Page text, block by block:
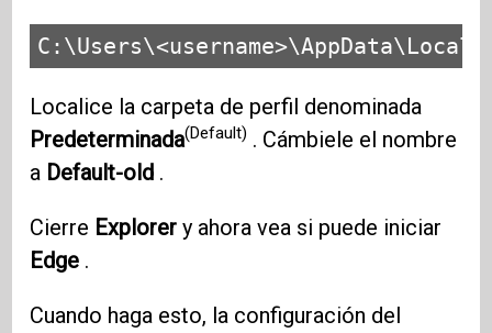
Localice la carpeta de perfil denominada
Predeterminada(Default) . Cámbiele el nombre
a Default-old .
Cierre Explorer y ahora vea si puede iniciar
Edge .
Cuando haga esto, la configuración del